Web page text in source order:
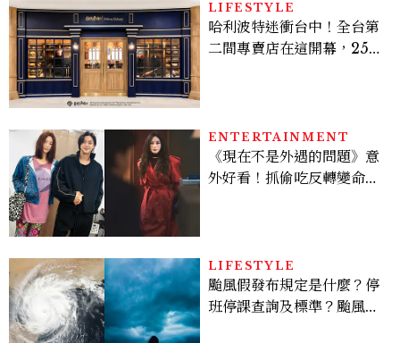
LIFESTYLE
哈利波特迷衝台中！全台第
二間專賣店在這開幕，25週
ENTERTAINMENT
《現在不是外遇的問題》意
外好看！抓偷吃反轉變命
看點懶人包
LIFESTYLE
颱風假發布規定是什麼？停
班停課查詢及標準？颱風假